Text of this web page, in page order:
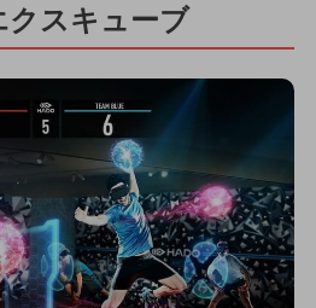
クスキューブ